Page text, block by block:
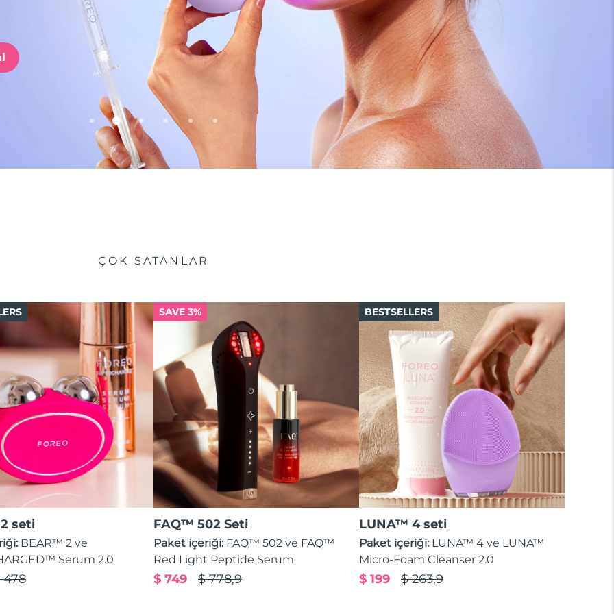
ÇOK SATANLAR
seti
BEAR™ 2 ve
Serum 2.0
478
SAVE 3%
FAQ™ 502 Seti
Paket içeriği: FAQ™ 502 ve FAQ™
Red Light Peptide Serum
$ 778,9
$ 749
BESTSELLERS
LUNA™ 4 seti
Paket içeriği: LUNA™ 4 ve LUNA™
Micro-Foam Cleanser 2.0
$ 263,9
$ 199